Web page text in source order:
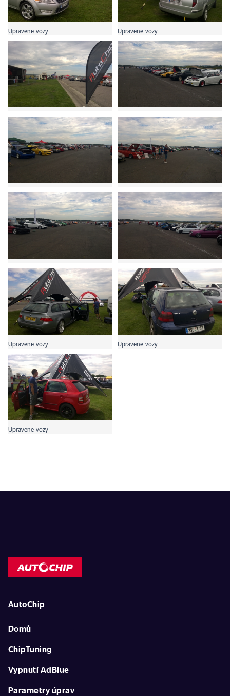
Upravene vozy Upravene vozy
Upravene vozy Upravene vozy
Upravene vozy
AutoChip
Domů
ChipTuning
Vypnutí AdBlue
Parametry úprav